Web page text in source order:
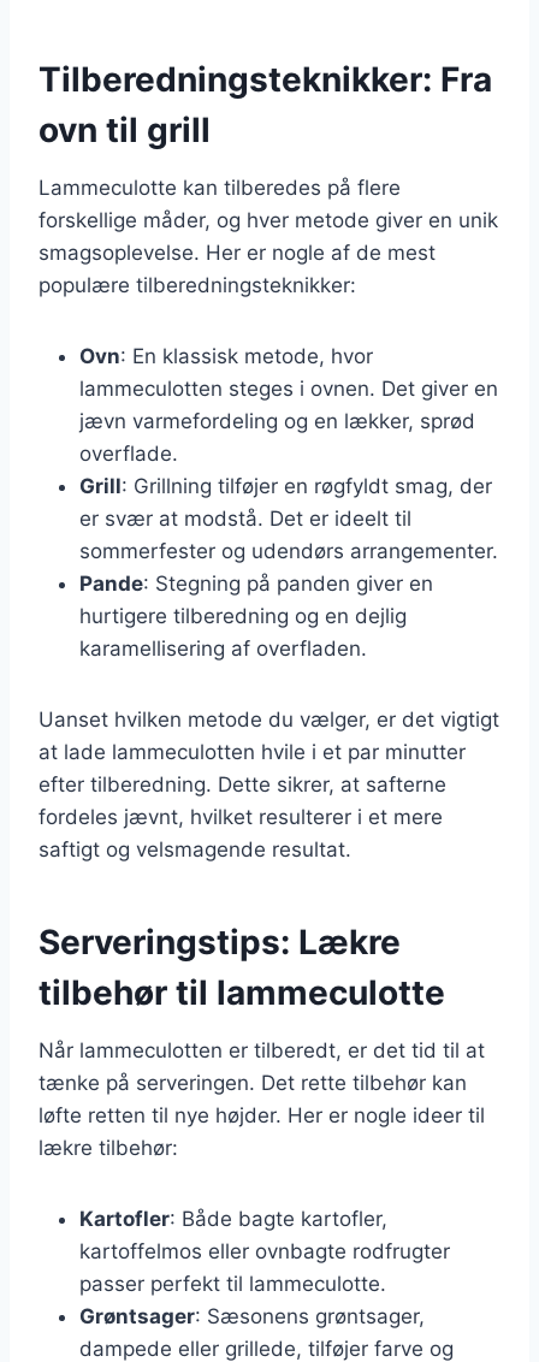
Tilberedningsteknikker: Fra
ovn til grill
Lammeculotte kan tilberedes på flere
forskellige måder, og hver metode giver en unik
smagsoplevelse. Her er nogle af de mest
populære tilberedningsteknikker:
Ovn: En klassisk metode, hvor
lammeculotten steges i ovnen. Det giver en
jævn varmefordeling og en lækker, sprød
overflade.
Grill: Grillning tilføjer en røgfyldt smag, der
er svær at modstå. Det er ideelt til
sommerfester og udendørs arrangementer.
Pande: Stegning på panden giver en
hurtigere tilberedning og en dejlig
karamellisering af overfladen.
Uanset hvilken metode du vælger, er det vigtigt
at lade lammeculotten hvile i et par minutter
efter tilberedning. Dette sikrer, at safterne
fordeles jævnt, hvilket resulterer i et mere
saftigt og velsmagende resultat.
Serveringstips: Lækre
tilbehør til lammeculotte
Når lammeculotten er tilberedt, er det tid til at
tænke på serveringen. Det rette tilbehør kan
løfte retten til nye højder. Her er nogle ideer til
lækre tilbehør:
Kartofler: Både bagte kartofler,
kartoffelmos eller ovnbagte rodfrugter
passer perfekt til lammeculotte.
Grøntsager: Sæsonens grøntsager,
dampede eller grillede, tilføjer farve og